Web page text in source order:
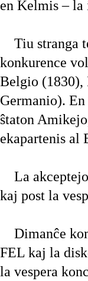
en Kelmis – la
Tiu stranga
konkurence
Belgio (1830),
Germanio).
ŝtaton
ekapartenis
La akceptejo
kaj post la
Dimanĉe
FEL kaj la
la vespera